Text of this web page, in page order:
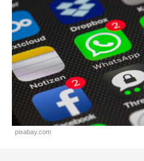
pixabay.com